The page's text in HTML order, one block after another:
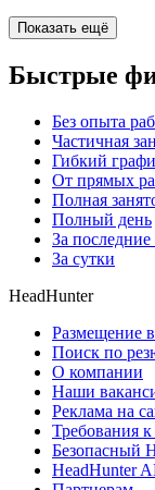
Показать ещё
Быстрые
Без опыта
Частичная
Гибкий
От прямых
Полная
Полный день
За
За сутки
HeadHunter
Размещение
Поиск по
О компании
Наши
Реклама на
Требования
Безопасный
HeadHunter